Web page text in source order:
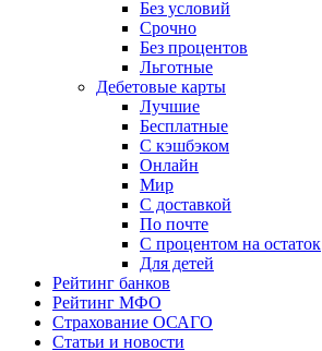
Без условий
Срочно
Без процентов
Льготные
Дебетовые карты
Лучшие
Бесплатные
С кэшбэком
Онлайн
Мир
С доставкой
По почте
С процентом на остаток
Для детей
Рейтинг банков
Рейтинг МФО
Страхование ОСАГО
Статьи и новости